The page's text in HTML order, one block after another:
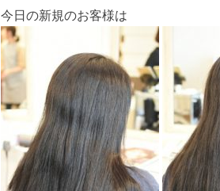
今日の新規のお客様は